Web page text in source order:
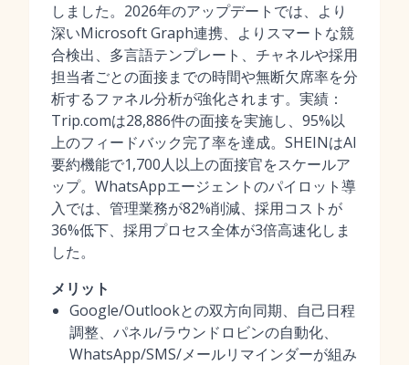
しました。2026年のアップデートでは、より
深いMicrosoft Graph連携、よりスマートな競
合検出、多言語テンプレート、チャネルや採用
担当者ごとの面接までの時間や無断欠席率を分
析するファネル分析が強化されます。実績：
Trip.comは28,886件の面接を実施し、95%以
上のフィードバック完了率を達成。SHEINはAI
要約機能で1,700人以上の面接官をスケールア
ップ。WhatsAppエージェントのパイロット導
入では、管理業務が82%削減、採用コストが
36%低下、採用プロセス全体が3倍高速化しま
した。
メリット
Google/Outlookとの双方向同期、自己日程
調整、パネル/ラウンドロビンの自動化、
WhatsApp/SMS/メールリマインダーが組み